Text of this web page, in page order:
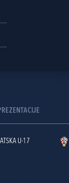
U-17